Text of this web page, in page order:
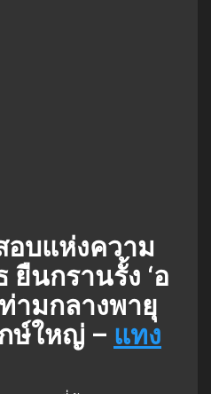
อบแห่งความ
ยืนกรานรั้ง ‘อ
ามกลางพายุ
ษ์ใหญ่ – แทง